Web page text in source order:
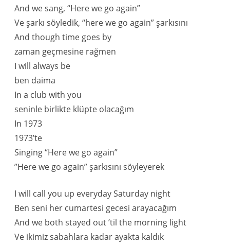
And we sang, “Here we go again”
Ve şarkı söyledik, “here we go again” şarkısını
And though time goes by
zaman geçmesine rağmen
I will always be
ben daima
In a club with you
seninle birlikte klüpte olacağım
In 1973
1973’te
Singing “Here we go again”
”Here we go again” şarkısını söyleyerek
I will call you up everyday Saturday night
Ben seni her cumartesi gecesi arayacağım
And we both stayed out ’til the morning light
Ve ikimiz sabahlara kadar ayakta kaldık